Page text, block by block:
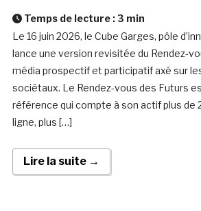
Temps de lecture : 3 min
Le 16 juin 2026, le Cube Garges, pôle
lance une version revisitée du Rendez-
média prospectif et participatif axé sur
sociétaux. Le Rendez-vous des Futurs
référence qui compte à son actif plus de
ligne, plus […]
Lire la suite →